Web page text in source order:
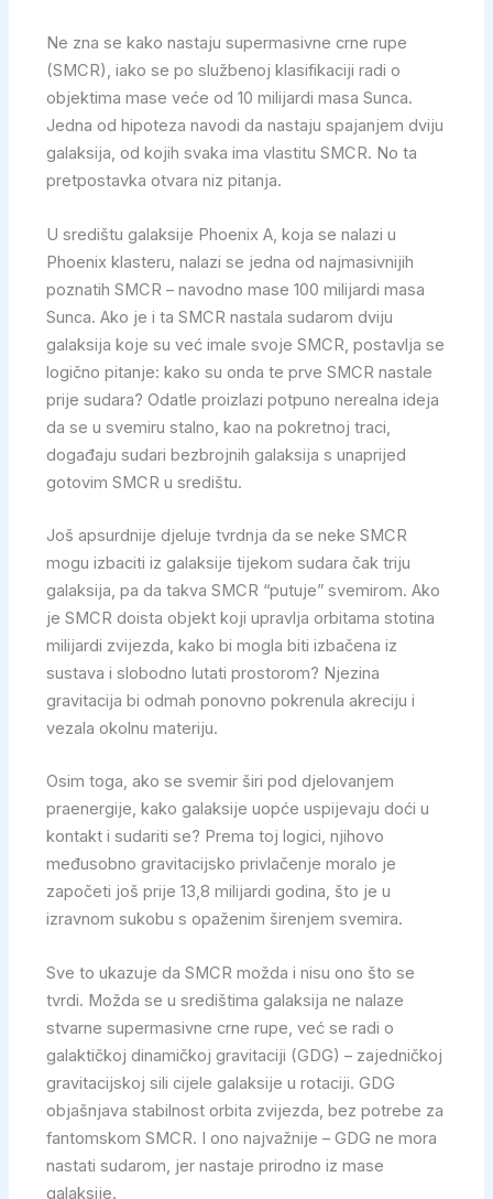
Ne zna se kako nastaju supermasivne crne rupe
(SMCR), iako se po službenoj klasifikaciji radi o
objektima mase veće od 10 milijardi masa Sunca.
Jedna od hipoteza navodi da nastaju spajanjem dviju
galaksija, od kojih svaka ima vlastitu SMCR. No ta
pretpostavka otvara niz pitanja.
U središtu galaksije Phoenix A, koja se nalazi u
Phoenix klasteru, nalazi se jedna od najmasivnijih
poznatih SMCR – navodno mase 100 milijardi masa
Sunca. Ako je i ta SMCR nastala sudarom dviju
galaksija koje su već imale svoje SMCR, postavlja se
logično pitanje: kako su onda te prve SMCR nastale
prije sudara? Odatle proizlazi potpuno nerealna ideja
da se u svemiru stalno, kao na pokretnoj traci,
događaju sudari bezbrojnih galaksija s unaprijed
gotovim SMCR u središtu.
Još apsurdnije djeluje tvrdnja da se neke SMCR
mogu izbaciti iz galaksije tijekom sudara čak triju
galaksija, pa da takva SMCR “putuje” svemirom. Ako
je SMCR doista objekt koji upravlja orbitama stotina
milijardi zvijezda, kako bi mogla biti izbačena iz
sustava i slobodno lutati prostorom? Njezina
gravitacija bi odmah ponovno pokrenula akreciju i
vezala okolnu materiju.
Osim toga, ako se svemir širi pod djelovanjem
praenergije, kako galaksije uopće uspijevaju doći u
kontakt i sudariti se? Prema toj logici, njihovo
međusobno gravitacijsko privlačenje moralo je
započeti još prije 13,8 milijardi godina, što je u
izravnom sukobu s opaženim širenjem svemira.
Sve to ukazuje da SMCR možda i nisu ono što se
tvrdi. Možda se u središtima galaksija ne nalaze
stvarne supermasivne crne rupe, već se radi o
galaktičkoj dinamičkoj gravitaciji (GDG) – zajedničkoj
gravitacijskoj sili cijele galaksije u rotaciji. GDG
objašnjava stabilnost orbita zvijezda, bez potrebe za
fantomskom SMCR. I ono najvažnije – GDG ne mora
nastati sudarom, jer nastaje prirodno iz mase
galaksije.